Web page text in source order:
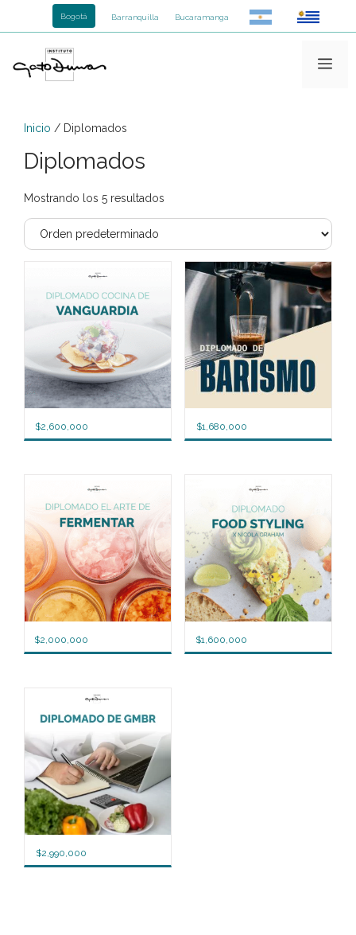
Bogotá Barranquilla Bucaramanga
Inicio / Diplomados
Diplomados
Mostrando los 5 resultados
$2,600,000 $1,680,000
$2,000,000 $1,600,000
$2,990,000